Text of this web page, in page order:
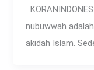
nubuwwah
akidah Islam.